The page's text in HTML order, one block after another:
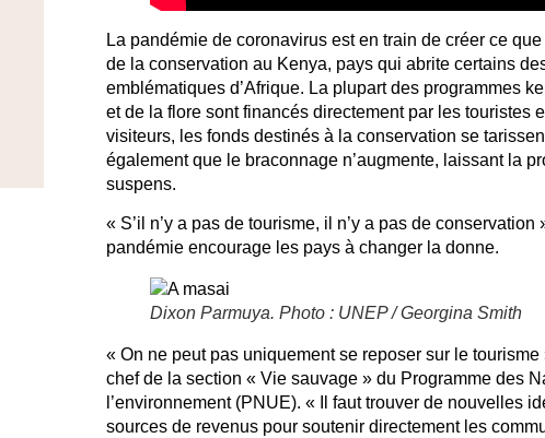
La pandémie de coronavirus est en train de créer ce
de la conservation au Kenya, pays qui abrite certains
emblématiques d’Afrique. La plupart des programmes
et de la flore sont financés directement par les touristes
visiteurs, les fonds destinés à la conservation se
également que le braconnage n’augmente, laissant la
suspens.
« S’il n’y a pas de tourisme, il n’y a pas de
pandémie encourage les pays à changer la donne.
Dixon Parmuya. Photo : UNEP / Georgina Smith
« On ne peut pas uniquement se reposer sur le
chef de la section « Vie sauvage » du Programme des
l’environnement (PNUE). « Il faut trouver de nouvelles
sources de revenus pour soutenir directement les